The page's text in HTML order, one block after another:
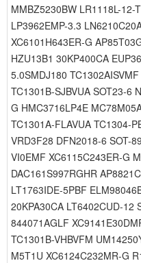
MMBZ5230BW LR1118L-12-
LP3962EMP-3.3
XC6101H643ER-G
HZU13B1 30KP400CA
5.0SMDJ180
TC1301B-SJBVUA SOT23-6
G HMC3716LP4E
TC1301A-FLAVUA TC1304-
VRD3F28 DFN2018-6 SOT-
VI0EMF XC6115C243ER-G
DAC161S997RGHR
LT1763IDE-5PBF
20KPA30CA LT6402CUD-12
844071AGLF
TC1301B-VHBVFM
M5T1U XC6124C232MR-G